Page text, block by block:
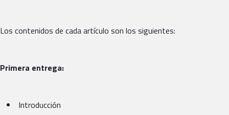
Los contenidos de cada artículo son los siguientes:
Primera entrega:
Introducción